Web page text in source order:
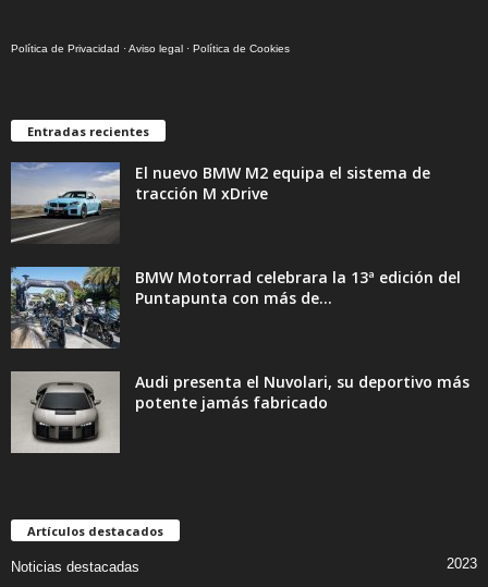
Política de Privacidad ·Aviso legal · Política de Cookies
Entradas recientes
El nuevo BMW M2 equipa el sistema de
tracción M xDrive
BMW Motorrad celebrara la 13ª edición del
Puntapunta con más de...
Audi presenta el Nuvolari, su deportivo más
potente jamás fabricado
Artículos destacados
Noticias destacadas 2023